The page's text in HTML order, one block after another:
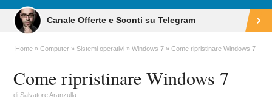
Canale Offerte e Sconti su Telegram
Home Computer Sistemi operativi Windows 7 Come ripristinare Windows 7
Come ripristinare Windows 7
diSalvatore Aranzulla